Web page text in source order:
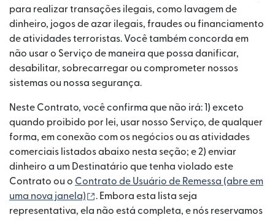
para realizar transações ilegais, como lavagem de
dinheiro, jogos de azar ilegais, fraudes ou financiamento
de atividades terroristas. Você também concorda em
não usar o Serviço de maneira que possa danificar,
desabilitar, sobrecarregar ou comprometer nossos
sistemas ou nossa segurança.
Neste Contrato, você confirma que não irá: 1) exceto
quando proibido por lei, usar nosso Serviço, de qualquer
forma, em conexão com os negócios ou as atividades
comerciais listados abaixo nesta seção; e 2) enviar
dinheiro a um Destinatário que tenha violado este
Contrato ou o Contrato de Usuário de Remessa⁠ (abre em
uma nova janela)
(abre em uma nova janela)
. Embora esta lista seja
representativa, ela não está completa, e nós reservamos